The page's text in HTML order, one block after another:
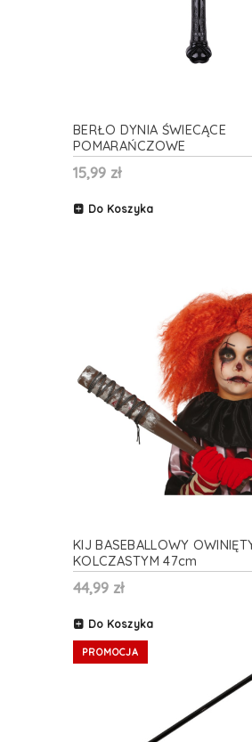
BERŁO DYNIA ŚWIECĄCE
POMARAŃCZOWE
15,99 zł
Do Koszyka
KIJ BASEBALLOWY
KOLCZASTYM 47cm
44,99 zł
Do Koszyka
PROMOCJA